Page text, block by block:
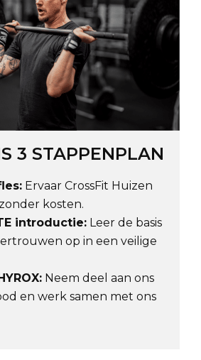
3 STAPPENPLAN
Ervaar CrossFit Huizen
kosten.
introductie: Leer de basis
op in een veilige
Neem deel aan ons
en werk samen met ons